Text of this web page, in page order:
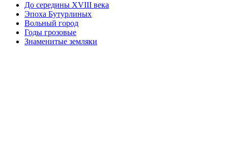
До середины XVIII века
Эпоха Бутурлиных
Вольный город
Годы грозовые
Знаменитые земляки